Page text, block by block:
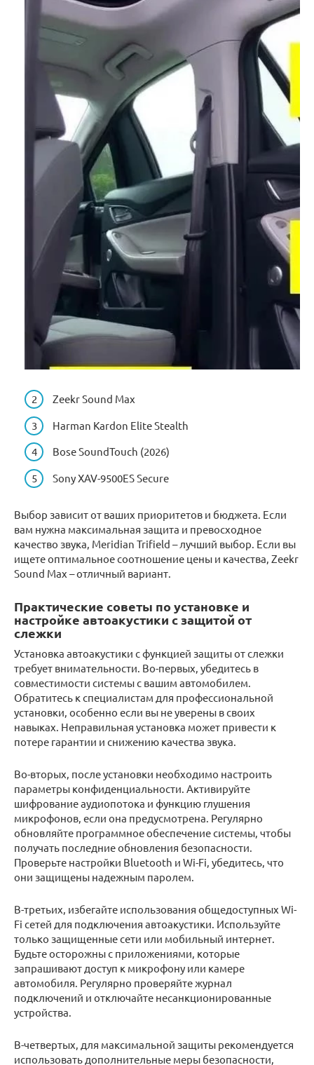
Zeekr Sound Max
Harman Kardon Elite Stealth
Bose SoundTouch (2026)
Sony XAV-9500ES Secure
Выбор зависит от ваших приоритетов и бюджета. Если
вам нужна максимальная защита и превосходное
качество звука, Meridian Trifield – лучший выбор. Если вы
ищете оптимальное соотношение цены и качества, Zeekr
Sound Max – отличный вариант.
Практические советы по установке и
настройке автоакустики с защитой от
слежки
Установка автоакустики с функцией защиты от слежки
требует внимательности. Во-первых, убедитесь в
совместимости системы с вашим автомобилем.
Обратитесь к специалистам для профессиональной
установки, особенно если вы не уверены в своих
навыках. Неправильная установка может привести к
потере гарантии и снижению качества звука.
Во-вторых, после установки необходимо настроить
параметры конфиденциальности. Активируйте
шифрование аудиопотока и функцию глушения
микрофонов, если она предусмотрена. Регулярно
обновляйте программное обеспечение системы, чтобы
получать последние обновления безопасности.
Проверьте настройки Bluetooth и Wi-Fi, убедитесь, что
они защищены надежным паролем.
В-третьих, избегайте использования общедоступных Wi-
Fi сетей для подключения автоакустики. Используйте
только защищенные сети или мобильный интернет.
Будьте осторожны с приложениями, которые
запрашивают доступ к микрофону или камере
автомобиля. Регулярно проверяйте журнал
подключений и отключайте несанкционированные
устройства.
В-четвертых, для максимальной защиты рекомендуется
использовать дополнительные меры безопасности,